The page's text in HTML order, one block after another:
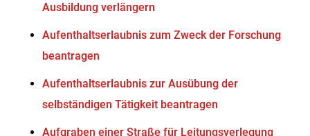
Ausbildung verlängern
Aufenthaltserlaubnis zum Zweck der Forschung
beantragen
Aufenthaltserlaubnis zur Ausübung der
selbständigen Tätigkeit beantragen
Aufgraben einer Straße für Leitungsverlegung